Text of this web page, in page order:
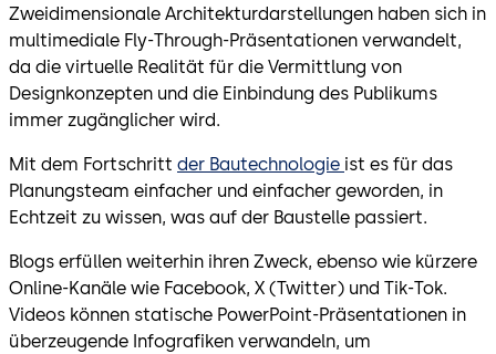
Zweidimensionale Architekturdarstellungen haben sich in
multimediale Fly-Through-Präsentationen verwandelt,
da die virtuelle Realität für die Vermittlung von
Designkonzepten und die Einbindung des Publikums
immer zugänglicher wird.
Mit dem Fortschritt der Bautechnologie ist es für das
Planungsteam einfacher und einfacher geworden, in
Echtzeit zu wissen, was auf der Baustelle passiert.
Blogs erfüllen weiterhin ihren Zweck, ebenso wie kürzere
Online-Kanäle wie Facebook, X (Twitter) und Tik-Tok.
Videos können statische PowerPoint-Präsentationen in
überzeugende Infografiken verwandeln, um